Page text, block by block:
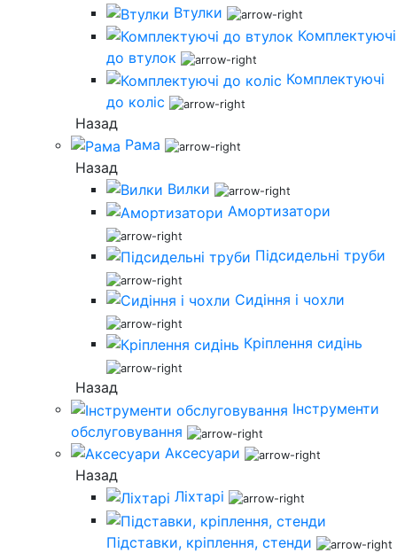
Втулки
Комплектуючі
до втулок
Комплектуючі
до коліс
Назад
Рама
Назад
Вилки
Амортизатори
Підсидельні труби
Сидіння і чохли
Кріплення сидінь
Назад
Інструменти
обслуговування
Аксесуари
Назад
Ліхтарі
Підставки, кріплення, стенди